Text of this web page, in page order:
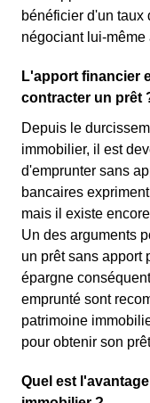
bénéficier d'un taux
négociant lui-
L'apport financier
contracter un prêt
Depuis le
immobilier, il est
d'emprunter sans
bancaires
mais il existe
Un des arguments
un prêt sans apport
épargne
emprunté sont
patrimoine
pour obtenir son
Quel est